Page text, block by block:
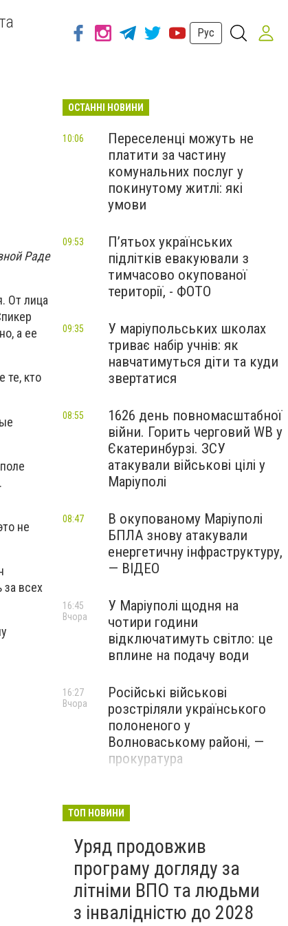
Рус
Раде
От лица
а ее
те, кто
не
всех
ОСТАННІ НОВИНИ
Переселенці можуть не
платити за частину
комунальних послуг у
покинутому житлі: які
умови
10:06
П’ятьох українських
підлітків евакуювали з
тимчасово окупованої
території, - ФОТО
09:53
У маріупольських школах
триває набір учнів: як
навчатимуться діти та куди
звертатися
09:35
1626 день повномасштабної
війни. Горить черговий WB у
Єкатеринбурзі. ЗСУ
атакували військові цілі у
Маріуполі
08:55
В окупованому Маріуполі
БПЛА знову атакували
енергетичну інфраструктуру,
— ВІДЕО
08:47
У Маріуполі щодня на
чотири години
відключатимуть світло: це
вплине на подачу води
16:45
Вчора
Російські військові
розстріляли українського
полоненого у
Волноваському районі, —
прокуратура
16:27
Вчора
адміністрація оскаржує
судами право власності на
житло
Вчора
ТОП НОВИНИ
Уряд продовжив
програму догляду за
літніми ВПО та людьми
з інвалідністю до 2028